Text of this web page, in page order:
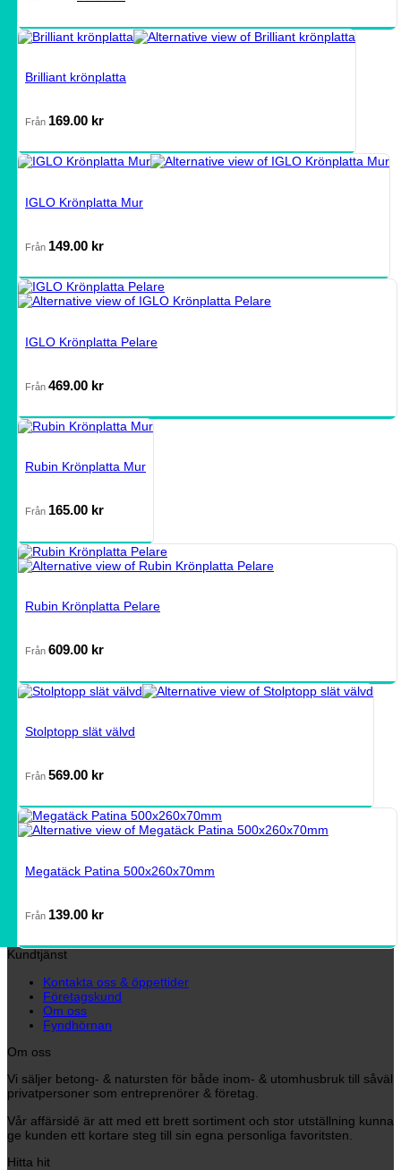
var:
är:
Brilliant krönplatta
Från 169.00 kr
IGLO Krönplatta Mur
Från 149.00 kr
IGLO Krönplatta Pelare
Från 469.00 kr
Rubin Krönplatta Mur
Från 165.00 kr
Rubin Krönplatta Pelare
Från 609.00 kr
Stolptopp slät välvd
Från 569.00 kr
Megatäck Patina 500x260x70mm
Från 139.00 kr
Kundtjänst
Kontakta oss & öppettider
Företagskund
Om oss
Fyndhörnan
Om oss
Vi säljer betong- & natursten för både inom- & utomhusbruk till såväl
privatpersoner som entreprenörer & företag.
Vår affärsidé är att med ett brett sortiment och stor utställning kunna
ge kunden ett kortare steg till sin egna personliga favoritsten.
Hitta hit